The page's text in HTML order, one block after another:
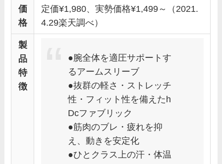
価
格
定価¥1,980、実勢価格¥1,499～（2021.
4.29楽天調べ）
製
品
特
徴
●腕全体を適圧サポートす
るアームスリーブ
●抜群の軽さ・ストレッチ
性・フィット性を備えたh
Dcファブリック
●筋肉のブレ・疲れを抑
え、動きを安定化
●ひとクラス上の汗・体温